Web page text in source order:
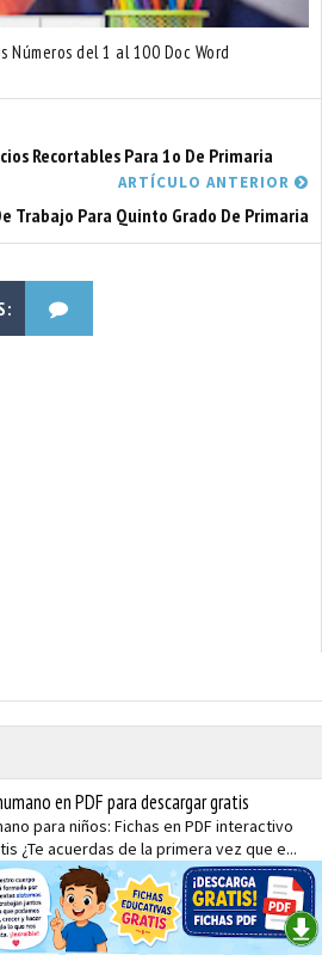
del 1 al 100 Doc Word
Recortables Para 1o De Primaria
ARTÍCULO ANTERIOR
Trabajo Para Quinto Grado De Primaria
en PDF para descargar gratis
para niños: Fichas en PDF interactivo
¿Te acuerdas de la primera vez que e...